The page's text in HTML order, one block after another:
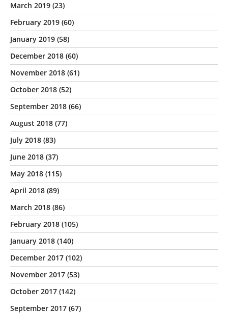
March 2019 (23)
February 2019 (60)
January 2019 (58)
December 2018 (60)
November 2018 (61)
October 2018 (52)
September 2018 (66)
August 2018 (77)
July 2018 (83)
June 2018 (37)
May 2018 (115)
April 2018 (89)
March 2018 (86)
February 2018 (105)
January 2018 (140)
December 2017 (102)
November 2017 (53)
October 2017 (142)
September 2017 (67)